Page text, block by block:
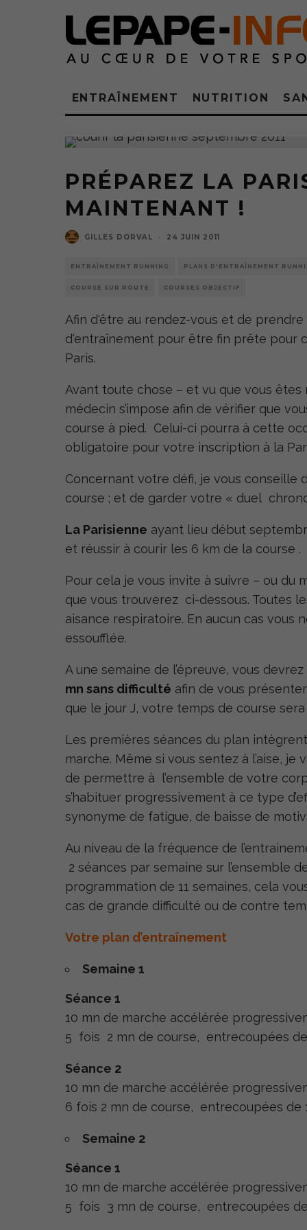
ENTRAÎNEMENT NUTRITION
PRÉPAREZ LA
MAINTENANT !
GILLES DORVAL · 24 JUIN 2011
ENTRAÎNEMENT RUNNING PLANS D'ENTRAÎNEMENT
COURSE SUR ROUTE COURSES OBJECTIF
Afin d'être au rendez-vous et de
d'entraînement pour être fin prête pour
Paris.
Avant toute chose – et vu que vous
médecin s’impose afin de vérifier que
course à pied. Celui-ci pourra à cette
obligatoire pour votre inscription à la
Concernant votre défi, je vous conseille
course ; et de garder votre « duel
La Parisienne ayant lieu début
et réussir à courir les 6 km de la course .
Pour cela je vous invite à suivre – ou du
que vous trouverez ci-dessous. Toutes
aisance respiratoire. En aucun cas vous
essoufflée.
A une semaine de l’épreuve, vous
mn sans difficulté afin de vous
que le jour J, votre temps de course
Les premières séances du plan
marche. Même si vous sentez à l’aise,
de permettre à l’ensemble de votre
s’habituer progressivement à ce type
synonyme de fatigue, de baisse de
Au niveau de la fréquence de
2 séances par semaine sur l’ensemble
programmation de 11 semaines, cela
cas de grande difficulté ou de contre
Votre plan d’entraînement
Semaine 1
Séance 1
10 mn de marche accélérée
5 fois 2 mn de course, entrecoupées
Séance 2
10 mn de marche accélérée
6 fois 2 mn de course, entrecoupées de
Semaine 2
Séance 1
10 mn de marche accélérée
5 fois 3 mn de course, entrecoupées